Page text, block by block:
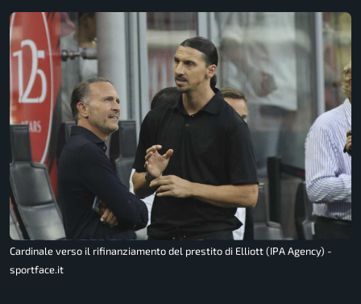
Cardinale verso il rifinanziamento del prestito di Elliott (IPA Agency) -
sportface.it